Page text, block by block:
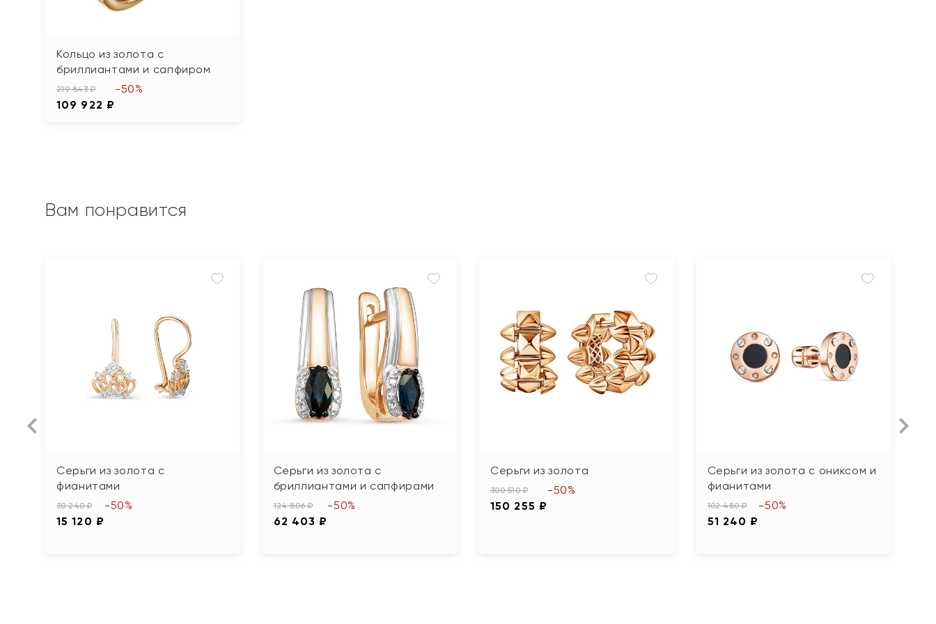
Кольцо из золота с
бриллиантами и сапфиром
219 843 ₽
109 922 ₽
-50%
Вам понравится
Серьги из золота с
фианитами
30 240 ₽
15 120 ₽
-50%
Серьги из золота с
бриллиантами и сапфирами
124 806 ₽
62 403 ₽
-50%
Серьги из золота
300 510 ₽
150 255 ₽
-50%
Серьги из золота с ониксом и
фианитами
102 480 ₽
51 240 ₽
-50%